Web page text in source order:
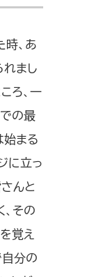
、あ
れまし
ろ、一
の最
始まる
に立っ
んと
その
覚え
自分の